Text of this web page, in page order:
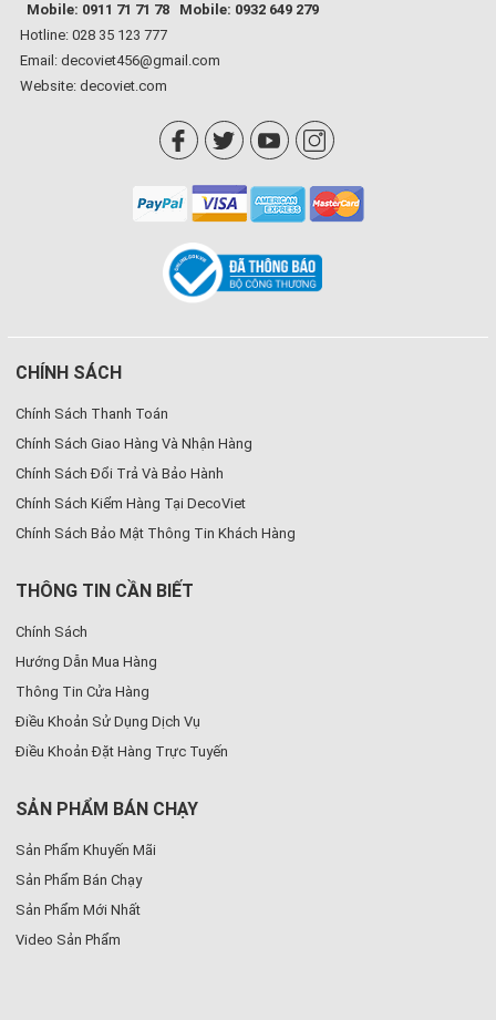
Mobile: 0911 71 71 78
Mobile: 0932 649 279
Hotline: 028 35 123 777
Email: decoviet456@gmail.com
Website: decoviet.com
CHÍNH SÁCH
Chính Sách Thanh Toán
Chính Sách Giao Hàng Và Nhận Hàng
Chính Sách Đổi Trả Và Bảo Hành
Chính Sách Kiểm Hàng Tại DecoViet
Chính Sách Bảo Mật Thông Tin Khách Hàng
THÔNG TIN CẦN BIẾT
Chính Sách
Hướng Dẫn Mua Hàng
Thông Tin Cửa Hàng
Điều Khoản Sử Dụng Dịch Vụ
Điều Khoản Đặt Hàng Trực Tuyến
SẢN PHẨM BÁN CHẠY
Sản Phẩm Khuyến Mãi
Sản Phẩm Bán Chạy
Sản Phẩm Mới Nhất
Video Sản Phẩm